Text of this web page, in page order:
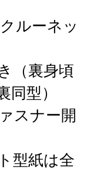
ルーネッ
（裏身頃
同型）
スナー開
型紙は全